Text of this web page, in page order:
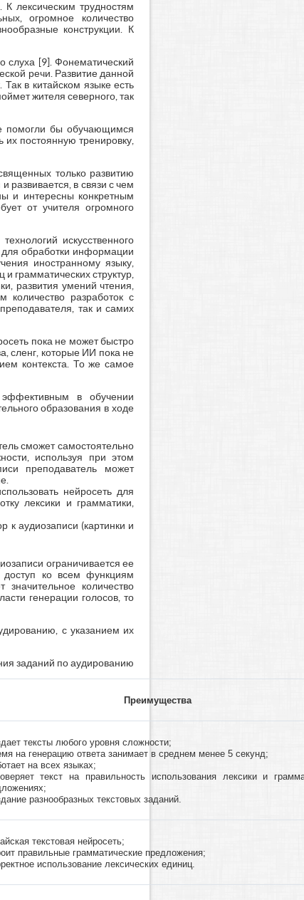
лексическим трудностям
огромное количество
конструкции. К
слуха [9]. Фонематический
речи. Развитие данной
в китайском языке есть
жителя северного, так
помогли бы обучающимся
постоянную тренировку,
только развитию
в связи с чем
и интересны конкретным
от учителя огромного
искусственного
обработки информации
иностранному языку,
грамматических структур,
развития умений чтения,
разработок с
так и самих
пока не может быстро
сленг, которые ИИ пока не
контекста. То же самое
эффективным в обучении
образования в ходе
сможет самостоятельно
используя при этом
преподаватель может
нейросеть для
лексики и грамматики,
к аудиозаписи (картинки и
ограничивается ее
ко всем функциям
количество
генерации голосов, то
с указанием их
заданий по аудированию
Преимущества
тексты любого уровня сложности;
на генерацию ответа занимает в среднем менее 5 секунд;
на всех языках;
текст на правильность использования лексики и
разнообразных текстовых заданий.
текстовая нейросеть;
правильные грамматические предложения;
использование лексических единиц.